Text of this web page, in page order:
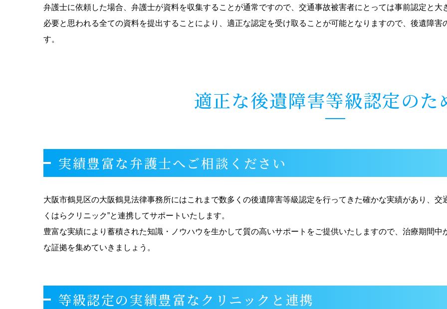
弁護士に依頼した場合、弁護士が資料を収集することが通常ですので、交通事故被害者にとっては事前認定と大
必要と思われる全ての資料を提出することにより、適正な認定を受け取ることが可能となりますので、後遺障
す。
適正な後遺障害等級認定のた
実績豊富な弁護士へご相談ください
大阪市鶴見区の大阪鶴見法律事務所にはこれまで数多くの後遺障害等級認定を行ってきた確かな実績があり、
くはらクリニック”と連携してサポートいたします。
豊富な実績により蓄積された知識・ノウハウを生かして質の高いサポートをご提供いたしますので、治療期間
な証拠を集めていきましょう。
等級認定の実績豊富なクリニックと連携